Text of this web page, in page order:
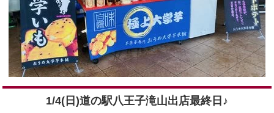
1/4(日)道の駅八王子滝山出店最終日♪